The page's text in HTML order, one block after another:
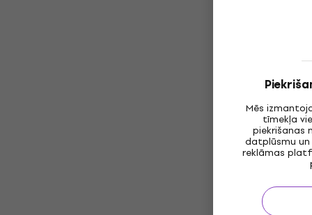
Mēs
tīmekļa
piekrišanas
datplūsmu
reklāmas